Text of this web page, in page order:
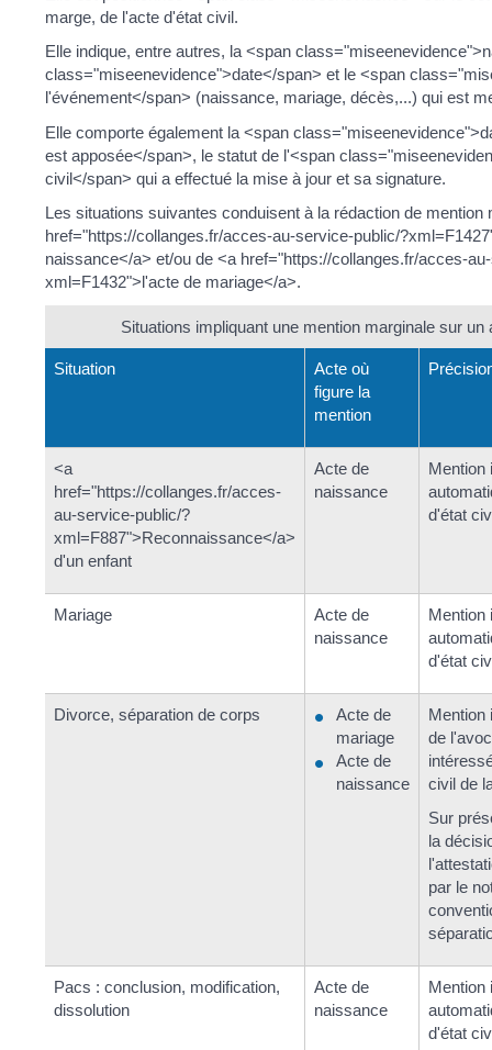
marge, de l'acte d'état civil.
Elle indique, entre autres, la <span
class="miseenevidence">date</span> et le <span
l'événement</span> (naissance, mariage, décès,...) qui est
Elle comporte également la <span
est apposée</span>, le statut de l'<span
civil</span> qui a effectué la mise à jour et sa signature.
Les situations suivantes conduisent à la rédaction de mention
href="https://collanges.fr/acces-au-service-public/
naissance</a> et/ou de <a href="https://collanges.fr/acces-
xml=F1432">l'acte de mariage</a>.
Situations impliquant une mention marginale sur un
Situation
Acte où
figure la
mention
<a
href="https://collanges.fr/acces-
au-service-public/?
xml=F887">Reconnaissance</a>
d'un enfant
Acte de
naissance
Mention
d'état
Mariage
Acte de
naissance
Mention
d'état
Divorce, séparation de corps
Acte de
mariage
Acte de
naissance
Mention
de
civil de
Sur
la
par le
Pacs : conclusion, modification,
dissolution
Acte de
naissance
Mention
d'état